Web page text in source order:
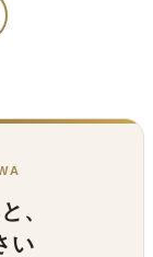
、
い